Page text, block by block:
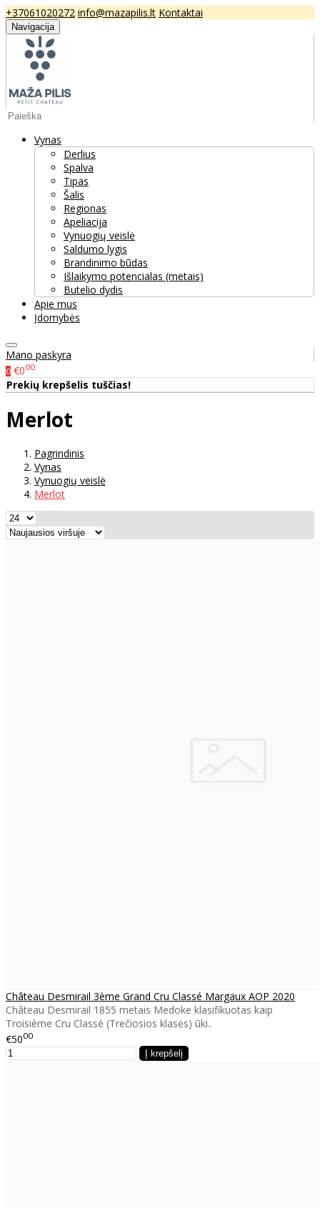
+37061020272 info@mazapilis.lt Kontaktai
Navigacija
Vynas
Derlius
Spalva
Tipas
Šalis
Regionas
Apeliacija
Vynuogių veislė
Saldumo lygis
Brandinimo būdas
Išlaikymo potencialas (metais)
Butelio dydis
Apie mus
Įdomybės
Mano paskyra
0 €000
Prekių krepšelis tuščias!
Merlot
Pagrindinis
Vynas
Vynuogių veislė
Merlot
Château Desmirail 3ème Grand Cru Classé Margaux AOP 2020
Château Desmirail 1855 metais Medoke klasifikuotas kaip
Troisième Cru Classé (Trečiosios klasės) ūki..
€5000